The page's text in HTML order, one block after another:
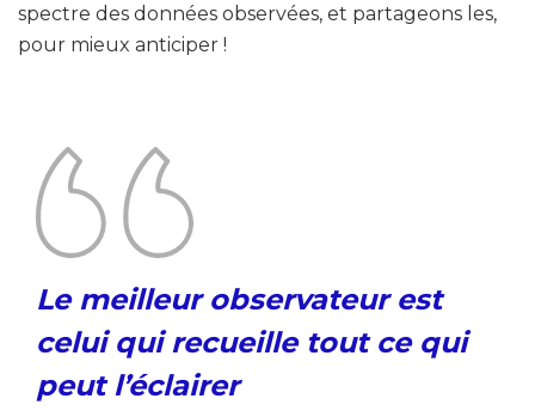
spectre des données observées, et partageons les,
pour mieux anticiper !
Le meilleur observateur est
celui qui recueille tout ce qui
peut l’éclairer